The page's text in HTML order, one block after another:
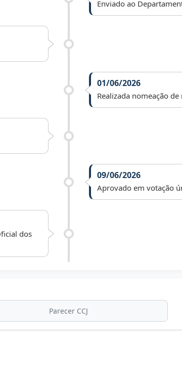
Enviado ao
01/06/2026
Realizada nomeação
09/06/2026
Aprovado em votação
dos
Parecer CCJ